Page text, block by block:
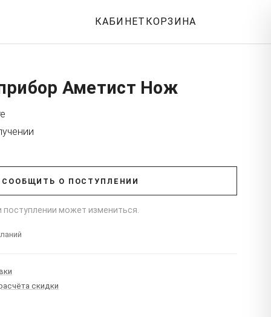
КАБИНЕТ КОРЗИНА
Аметист Нож
СООБЩИТЬ О ПОСТУПЛЕНИИ
поступлении может измениться.
скидки